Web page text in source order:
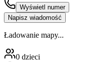
Wyświetl numer
Napisz wiadomość
Ładowanie mapy...
0 dzieci